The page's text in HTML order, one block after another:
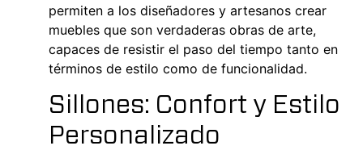
permiten a los diseñadores y artesanos crear
muebles que son verdaderas obras de arte,
capaces de resistir el paso del tiempo tanto en
términos de estilo como de funcionalidad.
Sillones: Confort y Estilo
Personalizado